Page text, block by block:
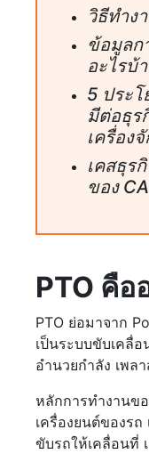
วิธีทำง
ข้อมูลก
อะไรบ้
5 ประ
มีต่อธุร
เครื่อง
เคสธุร
ของ
PTO คือ
PTO ย่อมาจาก
เป็นระบบขับเคลื่อ
อำนวยกำลัง เพล
หลักการทำงานข
เครื่องยนต์ของร
ขับรถให้เคลื่อนที่